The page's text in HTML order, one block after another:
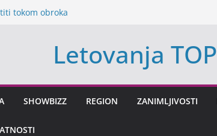
tokom obroka
mogao da
stiže za ova
Letovanja TOP
SHOWBIZZ REGION ZANIMLJIVOSTI